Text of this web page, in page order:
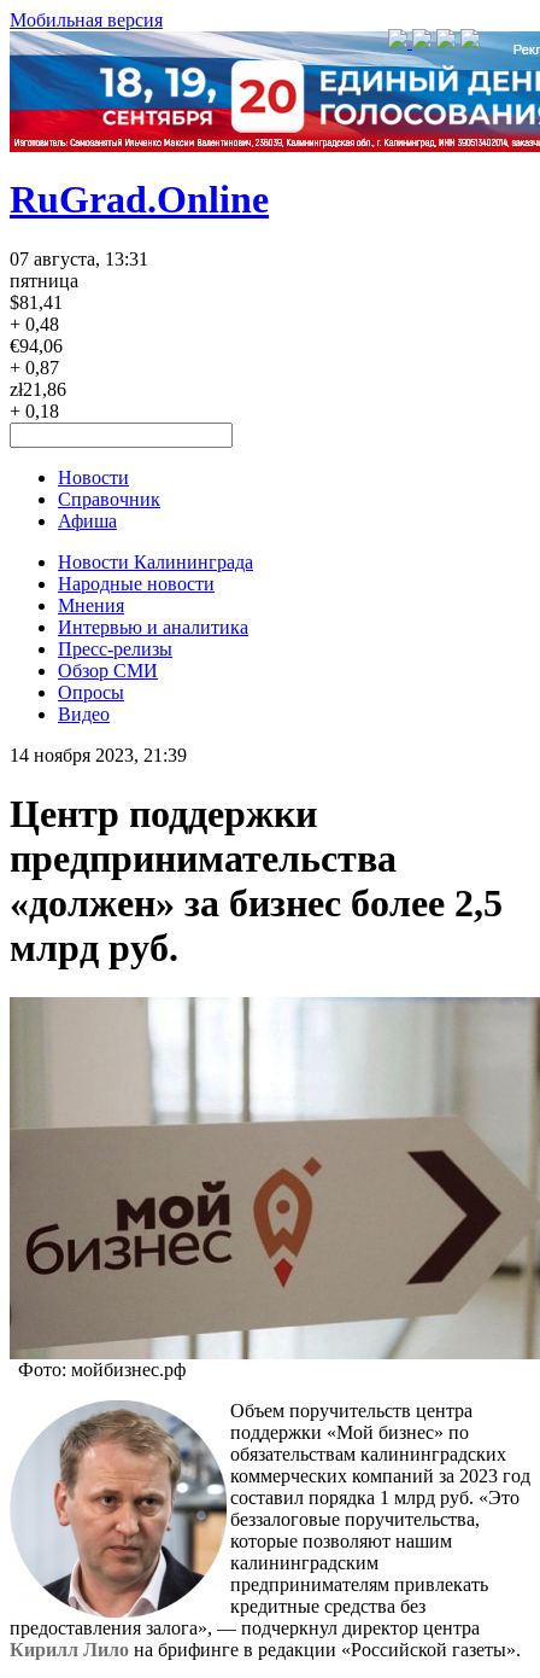
Мобильная версия
RuGrad.Online
07 августа, 13:31
пятница
$81,41
+ 0,48
€94,06
+ 0,87
zł21,86
+ 0,18
Новости
Справочник
Афиша
Новости Калининграда
Народные новости
Мнения
Интервью и аналитика
Пресс-релизы
Обзор СМИ
Опросы
Видео
14 ноября 2023, 21:39
Центр поддержки
предпринимательства
«должен» за бизнес более 2,5
млрд руб.
Фото: мойбизнес.рф
Объем поручительств центра
поддержки «Мой бизнес» по
обязательствам калининградских
коммерческих компаний за 2023 год
составил порядка 1 млрд руб. «Это
беззалоговые поручительства,
которые позволяют нашим
калининградским
предпринимателям привлекать
кредитные средства без
предоставления залога», — подчеркнул директор центра
Кирилл Лило на брифинге в редакции «Российской газеты».